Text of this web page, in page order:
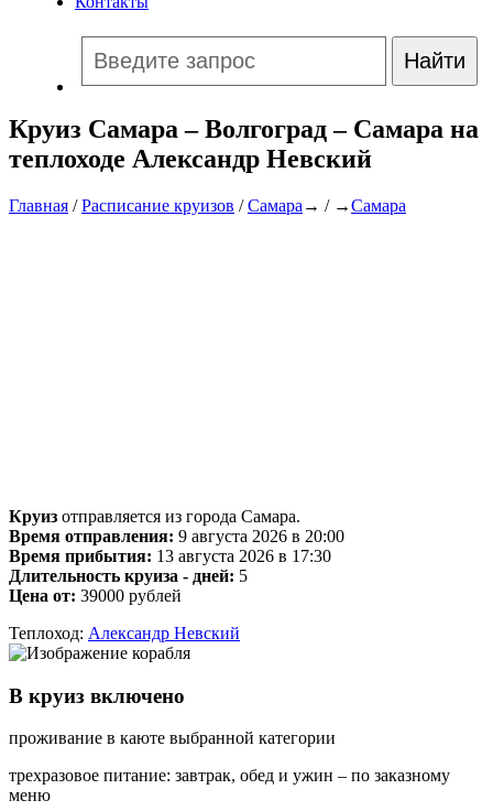
Круиз Самара – Волгоград – Самара на
теплоходе Александр Невский
Главная /Расписание круизов /Самара → / →Самара
Круиз отправляется из города Самара.
Время отправления: 9 августа 2026 в 20:00
Время прибытия: 13 августа 2026 в 17:30
Длительность круиза - дней: 5
Цена от: 39000 рублей
Теплоход: Александр Невский
В круиз включено
проживание в каюте выбранной категории
трехразовое питание: завтрак, обед и ужин – по заказному
меню